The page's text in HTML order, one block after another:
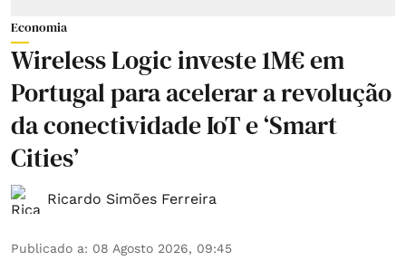
Economia
Wireless Logic investe 1M€ em
Portugal para acelerar a revolução
da conectividade IoT e ‘Smart
Cities’
Ricardo Simões Ferreira
Publicado a: 08 Agosto 2026, 09:45